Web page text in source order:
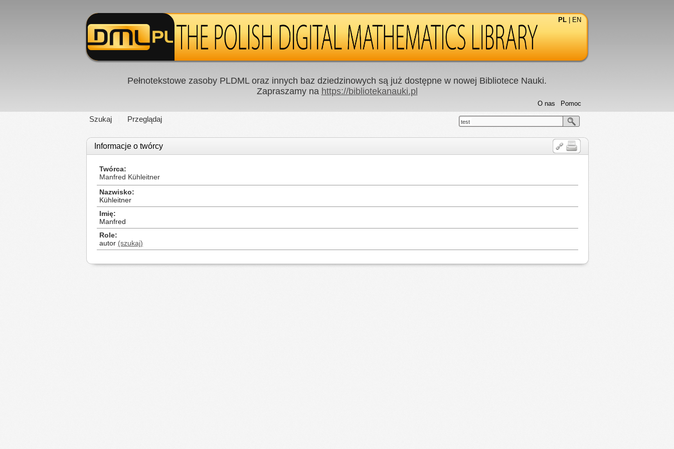
PL EN
Pełnotekstowe zasoby PLDML oraz innych baz dziedzinowych są już dostępne w nowej Bibliotece Nauki.
Zapraszamy na https://bibliotekanauki.pl
Szukaj Przeglądaj
Pomoc
O nas
test
Informacje o twórcy
Twórca
Manfred Kühleitner
Nazwisko
Kühleitner
Imię
Manfred
Role
autor (szukaj)